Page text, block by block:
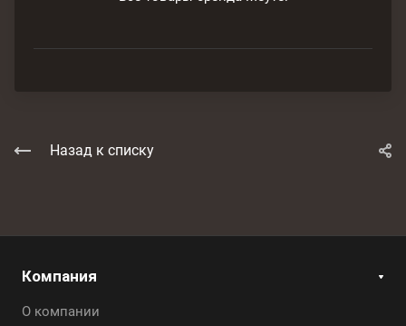
Назад к списку
Компания
О компании